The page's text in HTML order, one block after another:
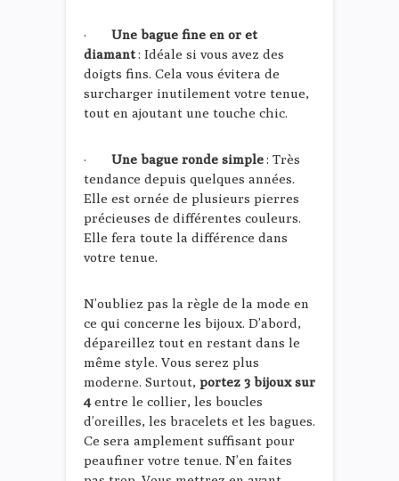
· Une bague fine en or et
diamant: Idéale si vous avez des
doigts fins. Cela vous évitera de
surcharger inutilement votre tenue,
tout en ajoutant une touche chic.
· Une bague ronde simple: Très
tendance depuis quelques années.
Elle est ornée de plusieurs pierres
précieuses de différentes couleurs.
Elle fera toute la différence dans
votre tenue.
N’oubliez pas la règle de la mode en
ce qui concerne les bijoux. D’abord,
dépareillez tout en restant dans le
même style. Vous serez plus
moderne. Surtout, portez 3 bijoux sur
4entre le collier, les boucles
d’oreilles, les bracelets et les bagues.
Ce sera amplement suffisant pour
peaufiner votre tenue. N’en faites